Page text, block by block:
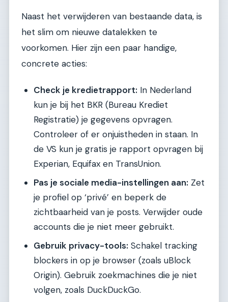
Naast het verwijderen van bestaande data, is
het slim om nieuwe datalekken te
voorkomen. Hier zijn een paar handige,
concrete acties:
Check je kredietrapport: In Nederland
kun je bij het BKR (Bureau Krediet
Registratie) je gegevens opvragen.
Controleer of er onjuistheden in staan. In
de VS kun je gratis je rapport opvragen bij
Experian, Equifax en TransUnion.
Pas je sociale media-instellingen aan: Zet
je profiel op ‘privé’ en beperk de
zichtbaarheid van je posts. Verwijder oude
accounts die je niet meer gebruikt.
Gebruik privacy-tools: Schakel tracking
blockers in op je browser (zoals uBlock
Origin). Gebruik zoekmachines die je niet
volgen, zoals DuckDuckGo.